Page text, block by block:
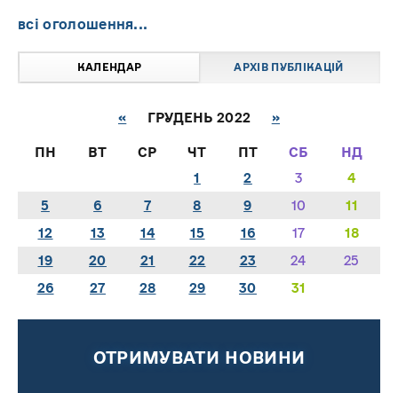
всі оголошення...
КАЛЕНДАР АРХІВ ПУБЛІКАЦІЙ
« ГРУДЕНЬ 2022 »
ПН ВТ СР ЧТ ПТ СБ
НД
1
2 3
4
5
6 7 8 9 10
11
12
13 14 15 16 17
18
19
20 21 22 23 24
25
26
27 28 29 30 31
ОТРИМУВАТИ НОВИНИ